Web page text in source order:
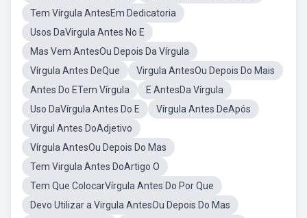
Tem Vírgula AntesEm Dedicatoria
Usos DaVirgula Antes No E
Mas Vem AntesOu Depois Da Vírgula
Vírgula Antes DeQue
Virgula AntesOu Depois Do Mais
Antes Do ETem Vírgula
E AntesDa Vírgula
Uso DaVírgula Antes Do E
Vírgula Antes DeApós
Virgul Antes DoAdjetivo
Vírgula AntesOu Depois Do Mas
Tem Virgula Antes DoArtigo O
Tem Que ColocarVírgula Antes Do Por Que
Devo Utilizar a Virgula AntesOu Depois Do Mas